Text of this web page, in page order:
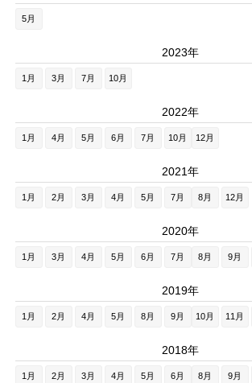
5月
2023年
1月 3月 7月 10月
2022年
1月 4月 5月 6月 7月 10月 12月
2021年
1月 2月 3月 4月 5月 7月 8月 12月
2020年
1月 3月 4月 5月 6月 7月 8月 9月
2019年
1月 2月 4月 5月 8月 9月 10月 11月
2018年
1月 2月 3月 4月 5月 6月 8月 9月